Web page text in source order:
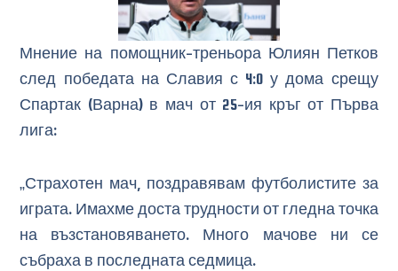
Мнение на помощник-треньора Юлиян Петков
след победата на Славия с 4:0 у дома срещу
Спартак (Варна) в мач от 25-ия кръг от Първа
лига:
„Страхотен мач, поздравявам футболистите за
играта. Имахме доста трудности от гледна точка
на възстановяването. Много мачове ни се
събраха в последната седмица.